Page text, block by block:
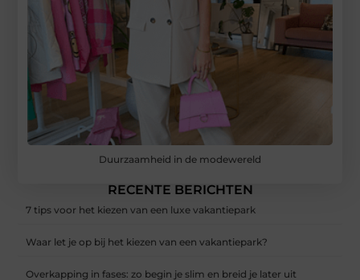
Duurzaamheid in de modewereld
RECENTE BERICHTEN
7 tips voor het kiezen van een luxe vakantiepark
Waar let je op bij het kiezen van een vakantiepark?
Overkapping in fases: zo begin je slim en breid je later uit